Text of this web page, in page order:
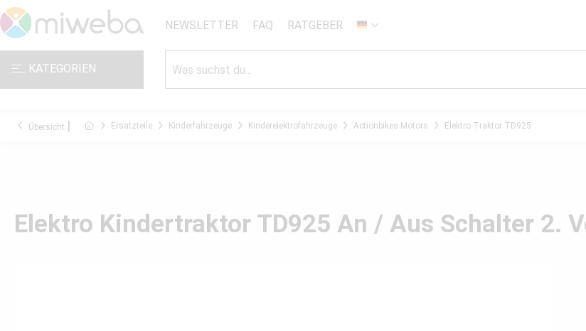
NEWSLETTER FAQ RATGEBER DE
KATEGORIEN
Übersicht Ersatzteile Kinderfahrzeuge Kinderelektrofahrzeuge Actionbikes Motors Elektro Traktor TD925
Elektro Kindertraktor TD925 An / Aus Schalter 2.